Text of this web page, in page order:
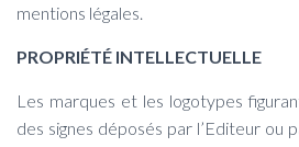
mentions légales.
PROPRIÉTÉ INTELLECTUELLE
Les marques et les logotypes
des signes déposés par l’Editeur ou